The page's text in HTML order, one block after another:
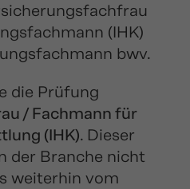
(IHK)
bwv.
die Prüfung
/ Fachmann für
(IHK). Dieser
der Branche nicht
weiterhin vom